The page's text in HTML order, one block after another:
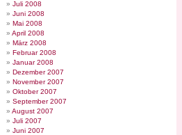
Juli 2008
Juni 2008
Mai 2008
April 2008
März 2008
Februar 2008
Januar 2008
Dezember 2007
November 2007
Oktober 2007
September 2007
August 2007
Juli 2007
Juni 2007